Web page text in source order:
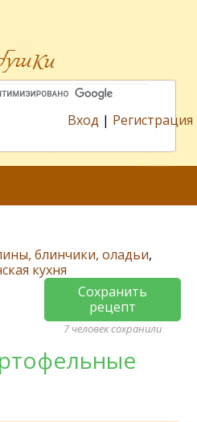
Вход | Регистрация
блинчики, оладьи,
кухня
Сохранить
рецепт
7 человек сохранили